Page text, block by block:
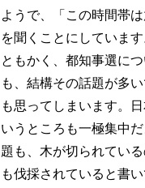
ようで、「この時間帯
を聞くことにしていま
ともかく、都知事選に
も、結構その話題が多
も思ってしまいます。
いうところも一極集中
題も、木が切られてい
も伐採されていると書